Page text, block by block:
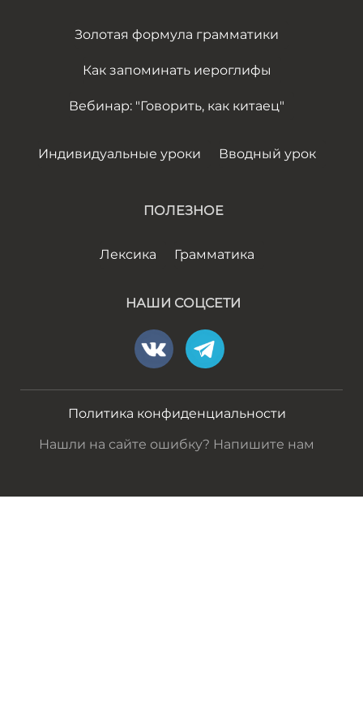
Золотая формула грамматики
Как запоминать иероглифы
Вебинар: "Говорить, как китаец"
Индивидуальные уроки Вводный урок
ПОЛЕЗНОЕ
Лексика Грамматика
НАШИ СОЦСЕТИ
Политика конфиденциальности
Нашли на сайте ошибку? Напишите нам